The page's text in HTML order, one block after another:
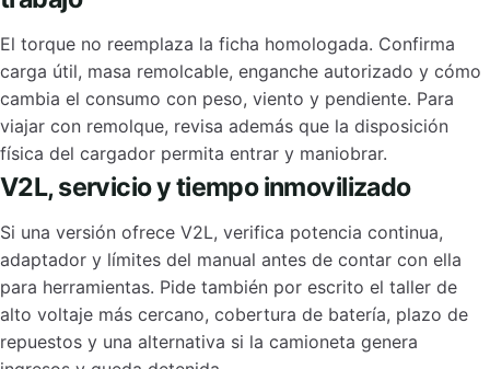
El torque no reemplaza la ficha homologada. Confirma
carga útil, masa remolcable, enganche autorizado y cómo
cambia el consumo con peso, viento y pendiente. Para
viajar con remolque, revisa además que la disposición
física del cargador permita entrar y maniobrar.
V2L, servicio y tiempo inmovilizado
Si una versión ofrece V2L, verifica potencia continua,
adaptador y límites del manual antes de contar con ella
para herramientas. Pide también por escrito el taller de
alto voltaje más cercano, cobertura de batería, plazo de
repuestos y una alternativa si la camioneta genera